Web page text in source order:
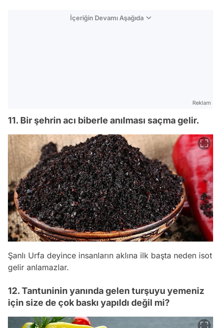
İçeriğin Devamı Aşağıda
Reklam
11. Bir şehrin acı biberle anılması saçma gelir.
Şanlı Urfa deyince insanların aklına ilk başta neden isot
gelir anlamazlar.
12. Tantuninin yanında gelen turşuyu yemeniz
için size de çok baskı yapıldı değil mi?